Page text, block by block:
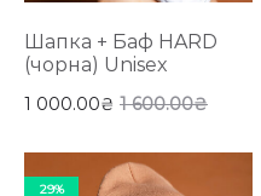
Шапка + Баф HARD
(чорна) Unisex
1 600.00₴
1 000.00₴
29%